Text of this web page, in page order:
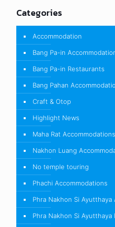
Categories
Accommodation
Bang Pa-in
Bang Pa-in Restaurants
Bang Pahan
Craft & Otop
Highlight News
Maha Rat Accommodations
Nakhon Luang
No temple touring
Phachi Accommodations
Phra Nakhon Si Ayutthaya
Phra Nakhon Si Ayutthaya